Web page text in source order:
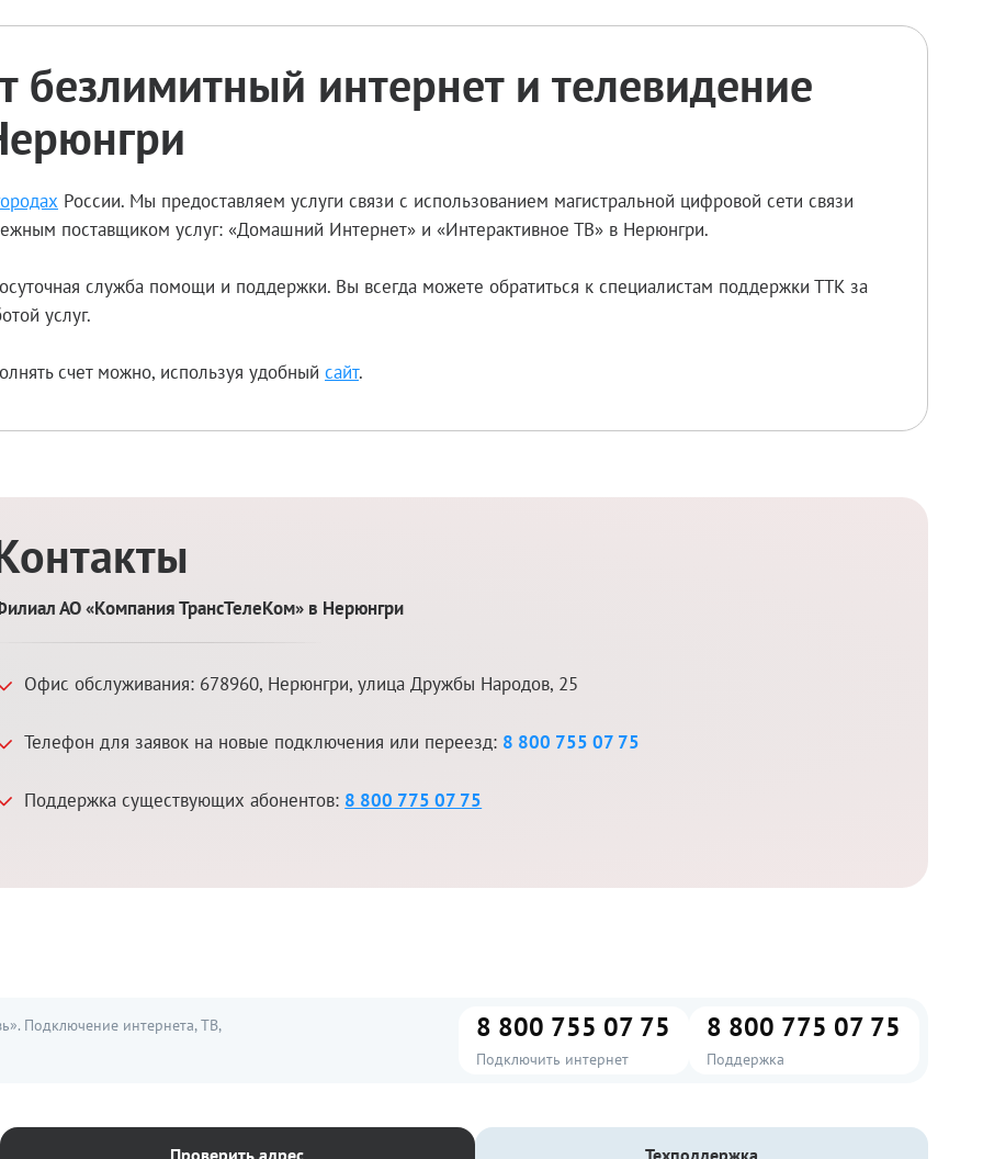
интернет и телевидение
России. Мы предоставляем услуги связи с использованием магистральной цифровой сети связи
поставщиком услуг: «Домашний Интернет» и «Интерактивное ТВ» в Нерюнгри.
служба помощи и поддержки. Вы всегда можете обратиться к специалистам поддержки ТТК за
услуг.
счет можно, используя удобный сайт.
АО «Компания ТрансТелеКом» в Нерюнгри
Офис обслуживания: 678960, Нерюнгри,улица Дружбы Народов, 25
Телефон для заявок на новые подключения или переезд: 8 800 755 07 75
Поддержка существующих абонентов: 8 800 775 07 75
Подключение интернета, ТВ, 8 800 755 07 75
Подключить интернет
8 800 775 07 75
Поддержка